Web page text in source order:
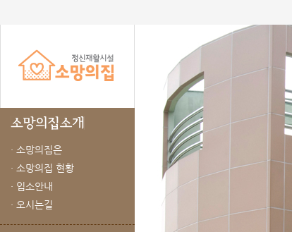
· 소망의집은
· 소망의집 현황
· 입소안내
· 오시는길